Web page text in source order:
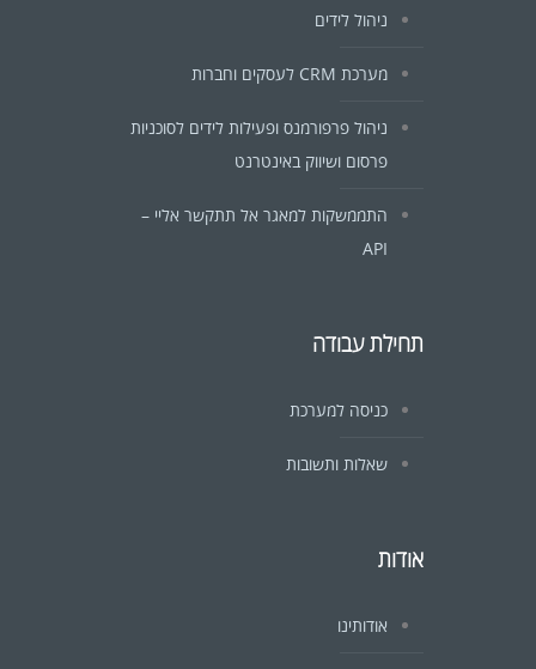
ניהול לידים
מערכת CRM לעסקים וחברות
ניהול פרפורמנס ופעילות לידים לסוכניות
פרסום ושיווק באינטרנט
התממשקות למאגר אל תתקשר אליי –
API
תחילת עבודה
כניסה למערכת
שאלות ותשובות
אודות
אודותינו